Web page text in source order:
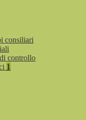
consiliari
controllo
1